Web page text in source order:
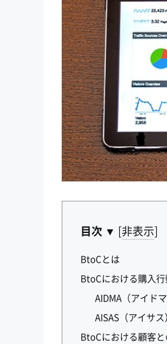
目次 ▼ [非表示]
BtoCとは
BtoCにおける購入
AIDMA（アイドマ
AISAS（アイサス）
BtoCにおける顧客